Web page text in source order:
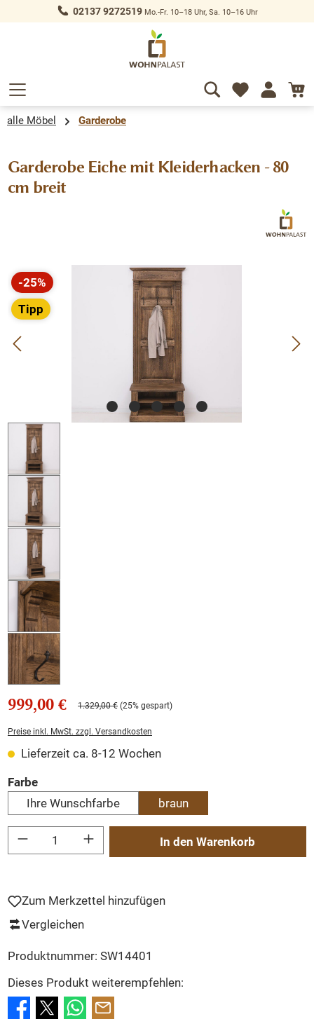
springen 02137 9272519Mo.-Fr. 10–18 Uhr, Sa. 10–16 Uhr
alle Möbel Garderobe
Garderobe Eiche mit Kleiderhacken - 80
cm breit
Bildergalerie überspringen
-25%
Rabatt
Tipp
999,00 € 1.329,00 € (25% gespart)
Preise inkl. MwSt. zzgl. Versandkosten
Lieferzeit ca. 8-12 Wochen
Farbeauswählen
Ihre Wunschfarbe
braun
Produkt Anzahl: Gib den gewünschten Wert ein oder benutze die Schaltflächen
In den Warenkorb
Zum Merkzettel hinzufügen
Vergleichen
Produktnummer: SW14401
Dieses Produkt weiterempfehlen: